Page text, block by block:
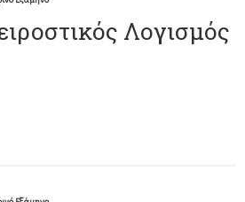
Λογισμός